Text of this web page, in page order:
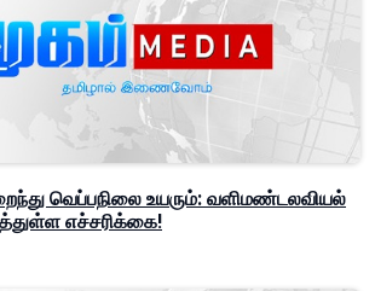
வெப்பநிலை உயரும்: வளிமண்டலவியல்
எச்சரிக்கை!